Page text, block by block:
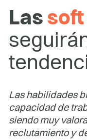
Las
Las habilidades
capacidad de
siendo muy
reclutamiento y